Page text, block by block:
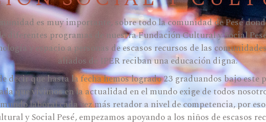
es muy importante, sobre todo la comunidad de Pesé
diferentes programas de nuestra Fundación Cultural y Social
y espacio a personas de escasos recursos de las
aliados de IPER reciban una educación digna.
decir que hasta la fecha hemos logrado 23 graduandos bajo este
que vivimos en la actualidad en el mundo exige de todos
laboral cada vez más retador a nivel de competencia, por
y Social Pesé, empezamos apoyando a los niños de escasos